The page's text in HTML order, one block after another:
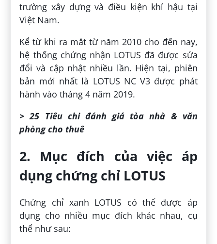
trường xây dựng và điều kiện khí hậu tại
Việt Nam.
Kể từ khi ra mắt từ năm 2010 cho đến nay,
hệ thống chứng nhận LOTUS đã được sửa
đổi và cập nhật nhiều lần. Hiện tại, phiên
bản mới nhất là LOTUS NC V3 được phát
hành vào tháng 4 năm 2019.
> 25 Tiêu chi đánh giá tòa nhà & văn
phòng cho thuê
2. Mục đích của việc áp
dụng chứng chỉ LOTUS
Chứng chỉ xanh LOTUS có thể được áp
dụng cho nhiều mục đích khác nhau, cụ
thể như sau: